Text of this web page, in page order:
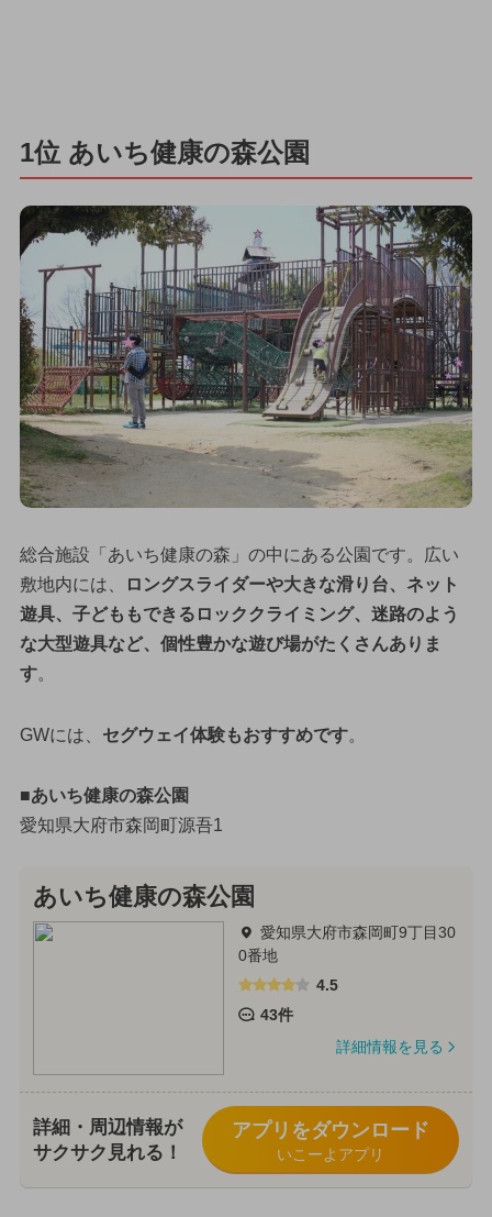
1位 あいち健康の森公園
総合施設「あいち健康の森」の中にある公園です。広い
敷地内には、
ロングスライダーや大きな滑り台、ネット
遊具、子どももできるロッククライミング、迷路のよう
な大型遊具など、個性豊かな遊び場がたくさんありま
す。
GWには、 セグウェイ体験もおすすめです。
■あいち健康の森公園
愛知県大府市森岡町源吾1
あいち健康の森公園
愛知県大府市森岡町9丁目30
0番地
4.5
43件
詳細情報を見る
詳細・周辺情報が
サクサク見れる！
アプリをダウンロード
いこーよアプリ